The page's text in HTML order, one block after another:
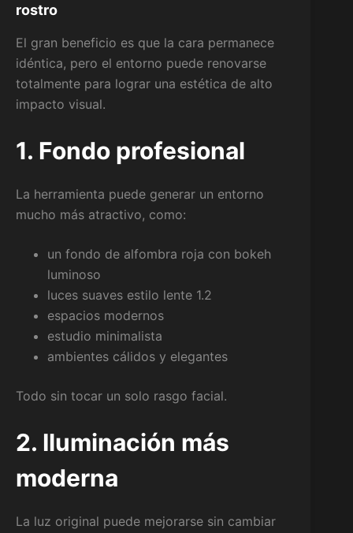
rostro
El gran beneficio es que la cara permanece
idéntica, pero el entorno puede renovarse
totalmente para lograr una estética de alto
impacto visual.
1. Fondo profesional
La herramienta puede generar un entorno
mucho más atractivo, como:
un fondo de alfombra roja con bokeh
luminoso
luces suaves estilo lente 1.2
espacios modernos
estudio minimalista
ambientes cálidos y elegantes
Todo sin tocar un solo rasgo facial.
2. Iluminación más
moderna
La luz original puede mejorarse sin cambiar